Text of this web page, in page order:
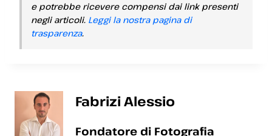
e potrebbe ricevere compensi dai link presenti
negli articoli. Leggi la nostra pagina di
trasparenza.
Fabrizi Alessio
Fondatore di Fotografia